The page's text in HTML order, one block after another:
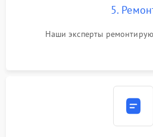
5.
Наши эксперты